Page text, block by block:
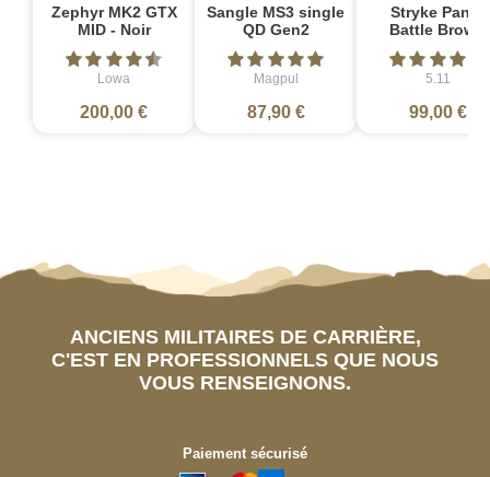
Zephyr MK2 GTX
MID - Noir
Lowa
200,00 €
Sangle MS3 single
QD Gen2
Magpul
87,90 €
Stryke Pant -
Battle Brown
5.11
99,00 €
ANCIENS MILITAIRES DE CARRIÈRE,
C'EST EN PROFESSIONNELS QUE NOUS
VOUS RENSEIGNONS.
Paiement sécurisé